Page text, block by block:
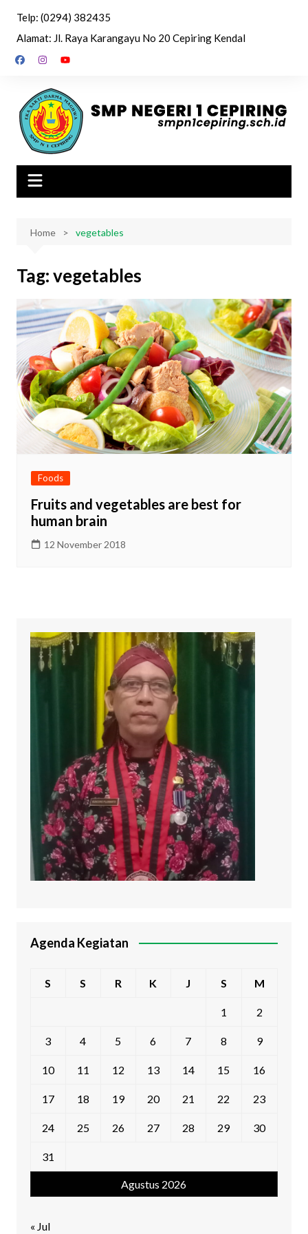
content
Telp: (0294) 382435
Alamat: Jl. Raya Karangayu No 20 Cepiring Kendal
Home vegetables
Tag:vegetables
Foods
Fruits and vegetables are best for
human brain
12 November 2018
Agenda Kegiatan
Agustus 2026
S S R K J S M
1 2
3 4 5 6 7 8 9
10 11 12 13 14 15 16
17 18 19 20 21 22 23
24 25 26 27 28 29 30
31
« Jul